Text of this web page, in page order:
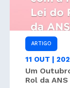
ARTIGO
11 OUT |
Um
Rol da ANS